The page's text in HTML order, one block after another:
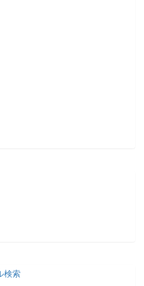
検索